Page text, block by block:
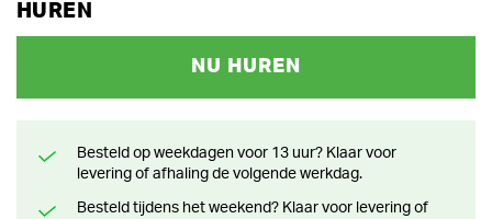
HUREN
NU HUREN
Besteld op weekdagen voor 13 uur? Klaar voor
levering of afhaling de volgende werkdag.
Besteld tijdens het weekend? Klaar voor levering of